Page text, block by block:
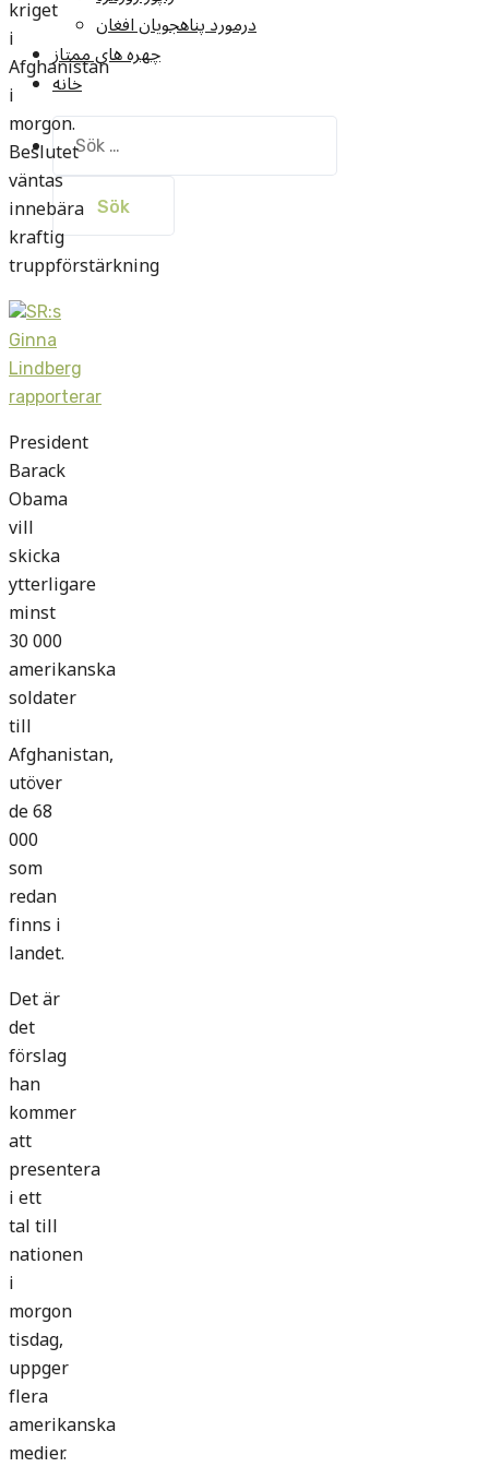
درمورد پناهجويان افغان
چهره های ممتاز
خانه
Sök
efter:
kriget
i
Afghanistan
i
morgon.
Beslutet
väntas
innebära
kraftig
truppförstärkning
SR:s
Ginna
Lindberg
rapporterar
President
Barack
Obama
vill
skicka
ytterligare
minst
30 000
amerikanska
soldater
till
Afghanistan,
utöver
de 68
000
som
redan
finns i
landet.
Det är
det
förslag
han
kommer
att
presentera
i ett
tal till
nationen
i
morgon
tisdag,
uppger
flera
amerikanska
medier.